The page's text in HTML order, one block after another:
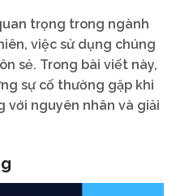
trọng trong ngành
việc sử dụng chúng
sẻ. Trong bài viết này,
sự cố thường gặp khi
với nguyên nhân và giải